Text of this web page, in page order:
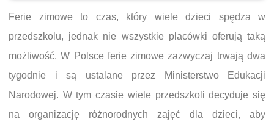
Ferie zimowe to czas, który wiele dzieci spędza w
przedszkolu, jednak nie wszystkie placówki oferują taką
możliwość. W Polsce ferie zimowe zazwyczaj trwają dwa
tygodnie i są ustalane przez Ministerstwo Edukacji
Narodowej. W tym czasie wiele przedszkoli decyduje się
na organizację różnorodnych zajęć dla dzieci, aby